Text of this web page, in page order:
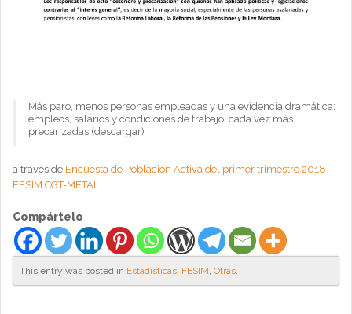
Más paro, menos personas empleadas y una evidencia dramática:
empleos, salarios y condiciones de trabajo, cada vez más
precarizadas (descargar)
a través de Encuesta de Población Activa del primer trimestre 2018 —
FESIM CGT-METAL
Compártelo
This entry was posted in Estadisticas, FESIM, Otras.